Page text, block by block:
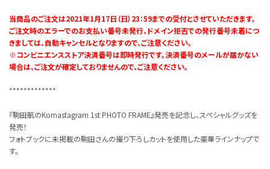
当商品のご注文は2021年1月17日（日）23：59までの受付とさせていただきます。
ご注文時のエラーでのお支払い番号未発行、ドメイン拒否での発行番号未着につ
きましては、自動キャンセルとなりますので、ご注意ください。
※コンビニエンスストア決済番号は即時発行です。決済番号のメールが届かない
場合は、ご注文が確定しておりませんので、ご注意ください。
*************
『駒田航のKomastagram 1st PHOTO FRAME』発売を記念し、スペシャルグッズを
発売！
フォトブックに未掲載の駒田さんの撮り下ろしカットを使用した豪華ラインナップで
す。